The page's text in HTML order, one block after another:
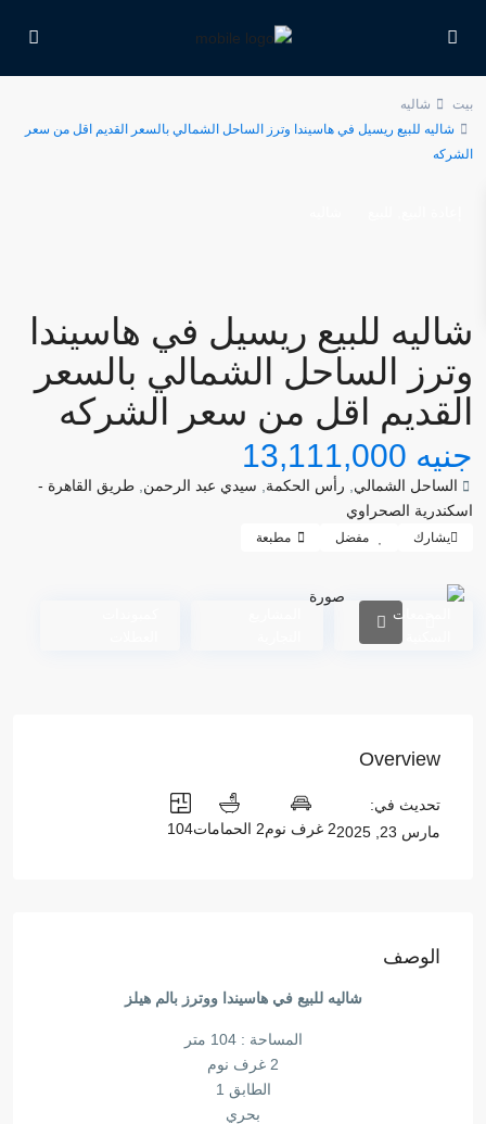
بيت
شاليه
شاليه للبيع ريسيل في هاسيندا وترز الساحل الشمالي بالسعر القديم اقل من سعر
الشركه
شاليه للبيع ريسيل في هاسيندا
وترز الساحل الشمالي بالسعر
القديم اقل من سعر الشركه
جنيه 13,111,000
الساحل الشمالي رأس الحكمة سيدي عبد الرحمن طريق القاهرة -
اسكندرية الصحراوي
يشارك مفضل مطبعة
المجمعات
Overview
تحديث في:
مارس 23, 2025
2 غرف نوم 2 الحمامات 104
الوصف
شاليه للبيع في هاسيندا ووترز بالم هيلز
المساحة : 104 متر
2 غرف نوم
الطابق 1
بحري